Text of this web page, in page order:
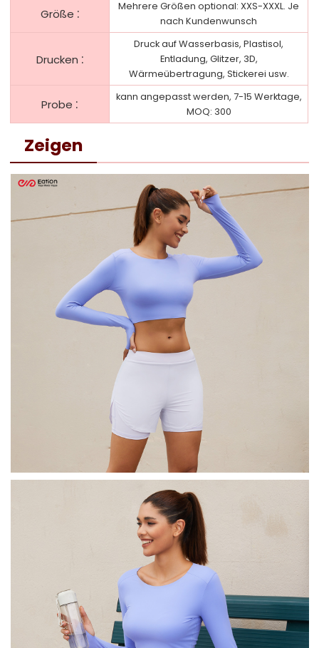
Größe :
Mehrere Größen optional: XXS-XXXL. Je
nach Kundenwunsch
Drucken :
Druck auf Wasserbasis, Plastisol,
Entladung, Glitzer, 3D,
Wärmeübertragung, Stickerei usw.
Probe :
kann angepasst werden, 7-15 Werktage,
MOQ: 300
Zeigen